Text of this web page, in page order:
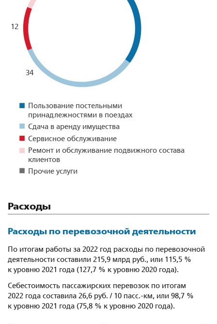
34
12
Пользование постельными
принадлежностями в поездах
Сдача в аренду имущества
Сервисное обслуживание
Ремонт и обслуживание подвижного состава
клиентов
Прочие услуги
Расходы
Расходы по перевозочной деятельности
По итогам работы за 2022 год расходы по перевозочной
деятельности составили 215,9 млрд руб., или 115,5 %
к уровню 2021 года (127,7 % к уровню 2020 года).
Себестоимость пассажирских перевозок по итогам
2022 года составила 26,6 руб. / 10 пасс.-км, или 98,7 %
к уровню 2021 года (75,8 % к уровню 2020 года).